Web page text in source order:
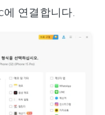
연결합니다.